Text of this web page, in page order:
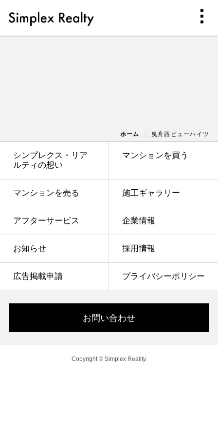
ホーム 曳舟西ビューハイツ
シンプレクス・リア
ルティの想い
マンションを買う
マンションを売る 施工ギャラリー
アフターサービス 企業情報
お知らせ 採用情報
広告掲載申請 プライバシーポリシー
お問い合わせ
Copyright © Simplex Reality.